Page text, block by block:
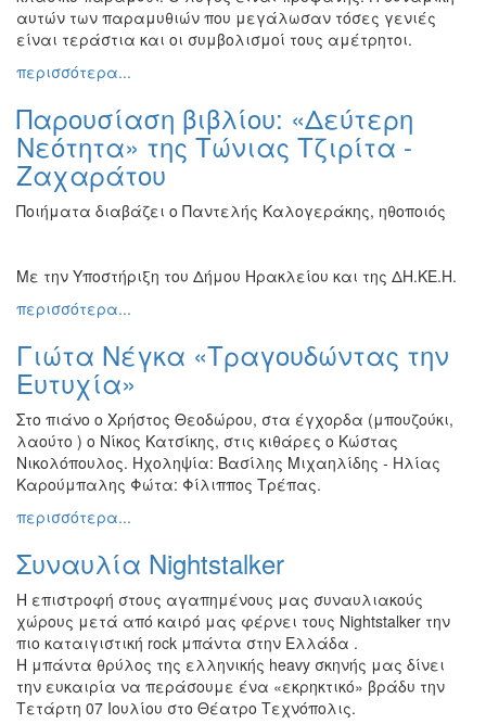
αυτών των παραμυθιών που μεγάλωσαν τόσες γενιές
είναι τεράστια και οι συμβολισμοί τους αμέτρητοι.
περισσότερα...
Παρουσίαση βιβλίου: «Δεύτερη
Νεότητα» της Τώνιας Τζιρίτα -
Ζαχαράτου
Ποιήματα διαβάζει ο Παντελής Καλογεράκης, ηθοποιός
Με την Υποστήριξη του Δήμου Ηρακλείου και της ΔΗ.ΚΕ.Η.
περισσότερα...
Γιώτα Νέγκα «Τραγουδώντας την
Ευτυχία»
Στο πιάνο ο Χρήστος Θεοδώρου, στα έγχορδα (μπουζούκι,
λαούτο ) ο Νίκος Κατσίκης, στις κιθάρες ο Κώστας
Νικολόπουλος. Ηχοληψία: Βασίλης Μιχαηλίδης - Ηλίας
Καρούμπαλης Φώτα: Φίλιππος Τρέπας.
περισσότερα...
Συναυλία Nightstalker
H επιστροφή στους αγαπημένους μας συναυλιακούς
χώρους μετά από καιρό μας φέρνει τους Nightstalker την
πιο καταιγιστική rock μπάντα στην Ελλάδα .
H μπάντα θρύλος της ελληνικής heavy σκηνής μας δίνει
την ευκαιρία να περάσουμε ένα «εκρηκτικό» βράδυ την
Τετάρτη 07 Ιουλίου στο Θέατρο Τεχνόπολις.